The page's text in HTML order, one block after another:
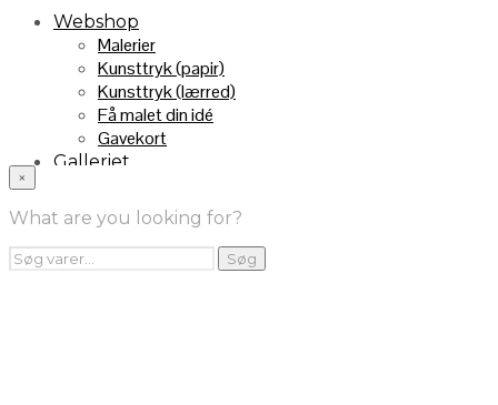
Webshop
Malerier
Kunsttryk (papir)
Kunsttryk (lærred)
Få malet din idé
Gavekort
Galleriet
Handelsebetingelser
Returnering
FRA TV
Videoklip fra TV2
×
What are you looking for?
Søg
efter:
Søg